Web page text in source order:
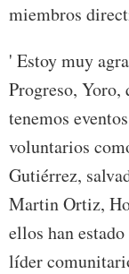
miembros
' Estoy muy
Progreso, Yoro,
tenemos
voluntarios
Gutiérrez,
Martin Ortiz,
ellos han
líder